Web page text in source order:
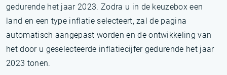
gedurende het jaar 2023. Zodra u in de keuzebox een
land en een type inflatie selecteert, zal de pagina
automatisch aangepast worden en de ontwikkeling van
het door u geselecteerde inflatiecijfer gedurende het jaar
2023 tonen.